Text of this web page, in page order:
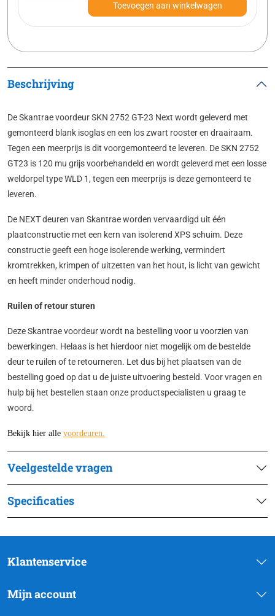
Toevoegen aan winkelwagen
Beschrijving
De Skantrae voordeur SKN 2752 GT-23 Next wordt geleverd met
gemonteerd blank isoglas en een los zwart rooster en draairaam.
Tegen een meerprijs is dit voorgemonteerd te leveren. De SKN 2752
GT23 is 120 mu grijs voor­behan­deld en wordt geleverd met een losse
weldorpel type WLD 1, tegen een meerprijs is deze gemonteerd te
leveren.
De NEXT deuren van Skantrae worden vervaardigd uit één
plaatconstructie met een kern van isolerend XPS schuim. Deze
constructie geeft een hoge isolerende werking, vermindert
kromtrekken, krimpen of uitzetten van het hout, is licht van gewicht
en heeft minder onderhoud nodig.
Ruilen of retour sturen
Deze Skantrae voordeur wordt na bestelling voor u voorzien van
bewerkingen. Helaas is het hierdoor niet mogelijk om de bestelde
deur te ruilen of te retourneren. Let dus bij het plaatsen van de
bestelling goed op dat u de juiste uitvoering besteld. Voor vragen en
hulp bij het bestellen staan onze productspecialisten u graag te
woord.
Bekijk hier alle voordeuren.
Veelgestelde vragen
Specificaties
Klantenservice
Mijn account